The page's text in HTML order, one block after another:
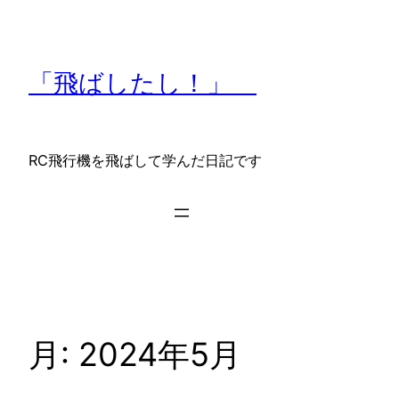
「飛ばしたし！」
RC飛行機を飛ばして学んだ日記です
月: 2024年5月